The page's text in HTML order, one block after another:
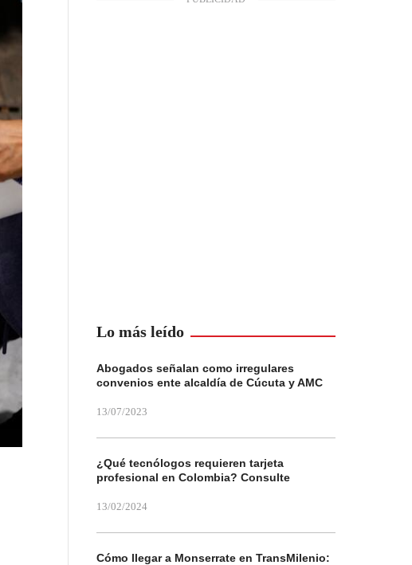
Lo más leído
Abogados señalan como irregulares
convenios ente alcaldía de Cúcuta y AMC
13/07/2023
¿Qué tecnólogos requieren tarjeta
profesional en Colombia? Consulte
13/02/2024
Cómo llegar a Monserrate en TransMilenio: